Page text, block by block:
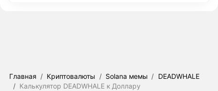
Главная / Криптовалюты / Solana мемы / DEADWHALE
/ Калькулятор DEADWHALE к Доллару